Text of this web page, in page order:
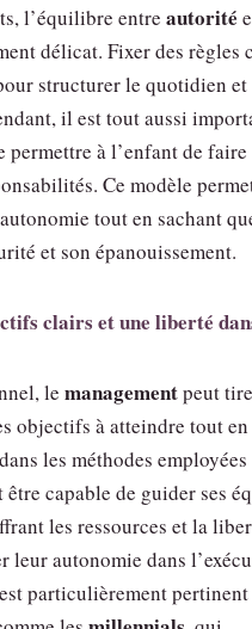
l’équilibre entre autorité
délicat. Fixer des règles
structurer le quotidien
il est tout aussi
à l’enfant de faire
Ce modèle
tout en sachant
et son épanouissement.
clairs et une liberté
le managementpeut
objectifs à atteindre tout en
les méthodes
capable de guider ses
les ressources et la
leur autonomie dans
particulièrement